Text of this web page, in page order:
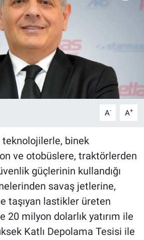
A- A+
binek
ve otobüslere, traktörlerden
güçlerinin kullandığı
savaş jetlerine,
taşıyan lastikler üreten
20 milyon dolarlık yatırım ile
Katlı Depolama Tesisi ile